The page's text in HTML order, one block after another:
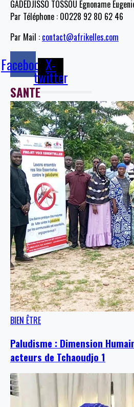
GADEDJISSO TOSSOU Egnoname
Par Téléphone : 00228 92 80 62 46
Par Mail : contact@afrikelles.com
FacebookX-
twitter
SANTE
BIEN ÊTRE
Paludisme : Dimension
acteurs de Tchaoudjo 1